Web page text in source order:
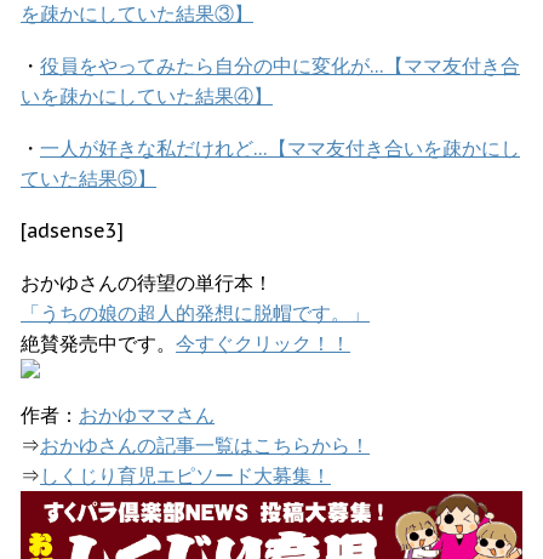
を疎かにしていた結果③】
・ 役員をやってみたら自分の中に変化が…【ママ友付き合
いを疎かにしていた結果④】
・ 一人が好きな私だけれど…【ママ友付き合いを疎かにし
ていた結果⑤】
[adsense3]
おかゆさんの待望の単行本！
「うちの娘の超人的発想に脱帽です。」
絶賛発売中です。 今すぐクリック！！
作者： おかゆママさん
⇒おかゆさんの記事一覧はこちらから！
⇒ しくじり育児エピソード大募集！